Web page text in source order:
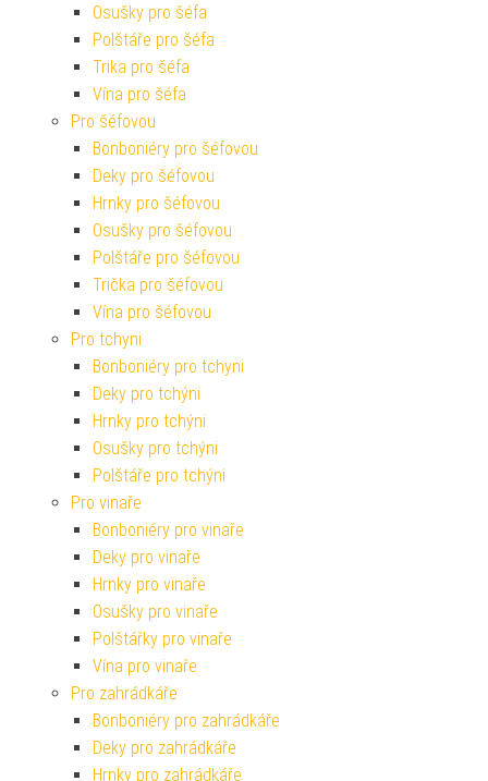
Osušky pro šéfa
Polštáře pro šéfa
Trika pro šéfa
Vína pro šéfa
Pro šéfovou
Bonboniéry pro šéfovou
Deky pro šéfovou
Hrnky pro šéfovou
Osušky pro šéfovou
Polštáře pro šéfovou
Trička pro šéfovou
Vína pro šéfovou
Pro tchyni
Bonboniéry pro tchyni
Deky pro tchýni
Hrnky pro tchýni
Osušky pro tchýni
Polštáře pro tchýni
Pro vinaře
Bonboniéry pro vinaře
Deky pro vinaře
Hrnky pro vinaře
Osušky pro vinaře
Polštářky pro vinaře
Vína pro vinaře
Pro zahrádkáře
Bonboniéry pro zahrádkáře
Deky pro zahrádkáře
Hrnky pro zahrádkáře